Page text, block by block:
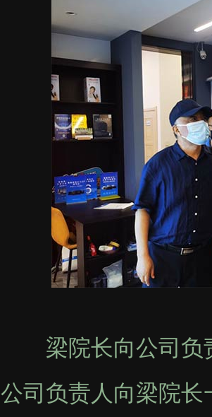
梁院长向公司负
公司负责人向梁院